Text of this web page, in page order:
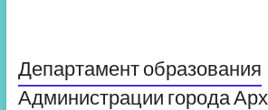
Департамент образования
Администрации города